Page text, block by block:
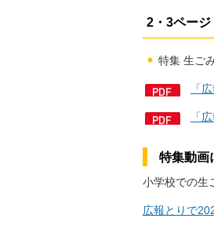
2・3ページ
特集 生ご
「
「
特集動画
小学校での生
広報とりで